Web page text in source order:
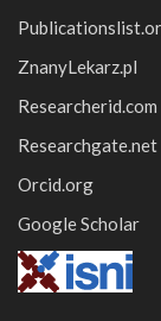
ZnanyLekarz.pl
Researcherid.com
Researchgate.net
Orcid.org
Google Scholar